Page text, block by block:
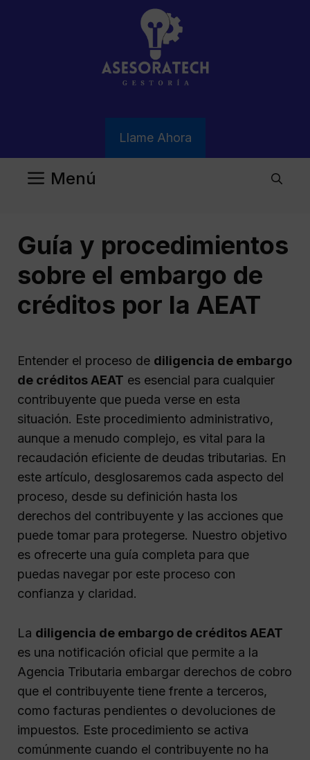
Llame Ahora
Menú
Guía y procedimientos
sobre el embargo de
créditos por la AEAT
Entender el proceso de diligencia de embargo
de créditos AEAT es esencial para cualquier
contribuyente que pueda verse en esta
situación. Este procedimiento administrativo,
aunque a menudo complejo, es vital para la
recaudación eficiente de deudas tributarias. En
este artículo, desglosaremos cada aspecto del
proceso, desde su definición hasta los
derechos del contribuyente y las acciones que
puede tomar para protegerse. Nuestro objetivo
es ofrecerte una guía completa para que
puedas navegar por este proceso con
confianza y claridad.
La diligencia de embargo de créditos AEAT
es una notificación oficial que permite a la
Agencia Tributaria embargar derechos de cobro
que el contribuyente tiene frente a terceros,
como facturas pendientes o devoluciones de
impuestos. Este procedimiento se activa
comúnmente cuando el contribuyente no ha